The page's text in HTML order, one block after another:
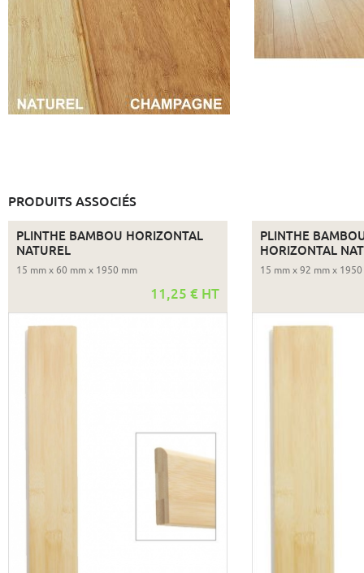
PRODUITS ASSOCIÉS
PLINTHE BAMBOU HORIZONTAL
NATUREL
15 mm x 60 mm x 1950 mm
11,25 € HT
PLINTHE
HORIZONTAL
15 mm x 92 mm x